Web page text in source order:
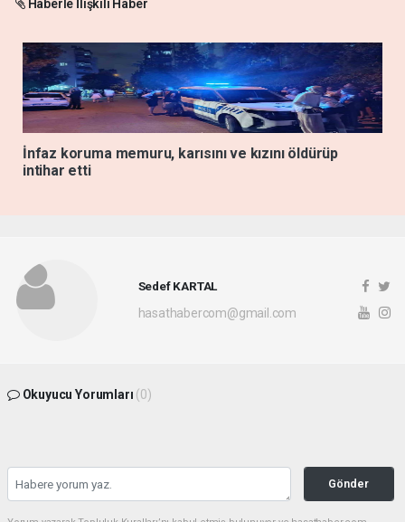
Haberle İlişkili Haber
İnfaz koruma memuru, karısını ve kızını öldürüp
intihar etti
Sedef KARTAL
hasathabercom@gmail.com
Okuyucu Yorumları (0)
Gönder